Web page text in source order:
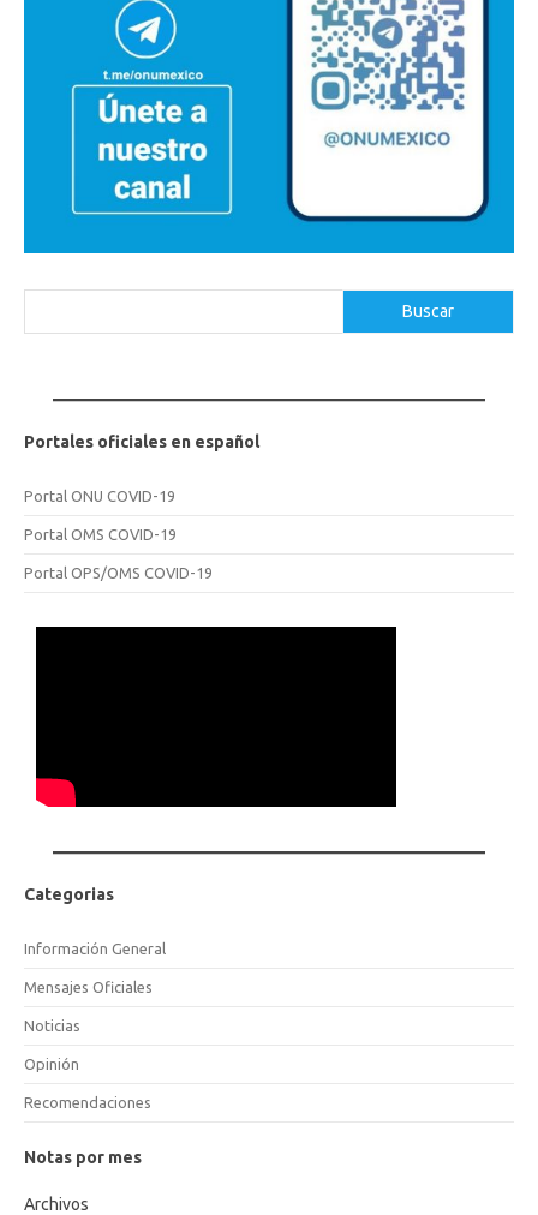
Buscar
Portales oficiales en español
Portal ONU COVID-19
Portal OMS COVID-19
Portal OPS/OMS COVID-19
Categorias
Información General
Mensajes Oficiales
Noticias
Opinión
Recomendaciones
Notas por mes
Archivos